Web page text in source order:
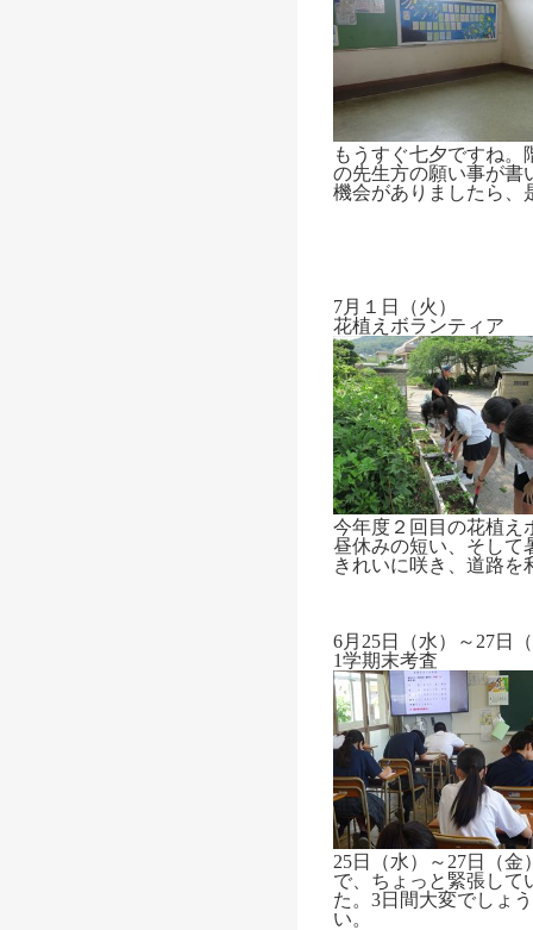
もうすぐ七夕ですね
の先生方の願い事が書
機会がありましたら、
7月１日（火）
花植えボランティア
今年度２回目の花植え
昼休みの短い、そして
きれいに咲き、道路を
6月25日（水）～27日
1学期末考査
25日（水）～27日（
で、ちょっと緊張して
た。3日間大変でしょ
い。